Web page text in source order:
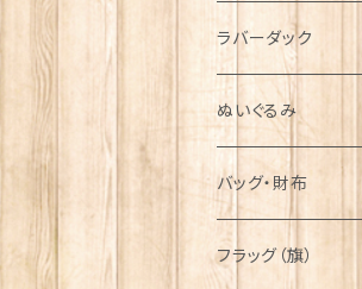
ラバーダック
ぬいぐるみ
バッグ・財布
フラッグ（旗）